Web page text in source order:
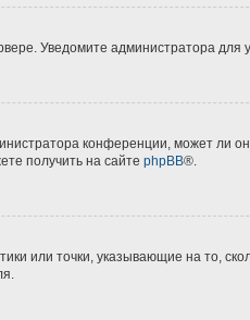
Уведомите администратора для
конференции, может ли
получить на сайте phpBB®.
или точки, указывающие на то,